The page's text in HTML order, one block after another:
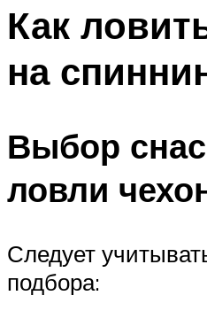
Как
на
Выбор
ловли
Следует
подбора: